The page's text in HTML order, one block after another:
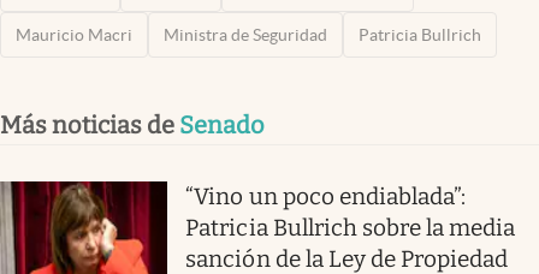
Mauricio Macri Ministra de Seguridad Patricia Bullrich
Más noticias de Senado
“Vino un poco endiablada”:
Patricia Bullrich sobre la media
sanción de la Ley de Propiedad